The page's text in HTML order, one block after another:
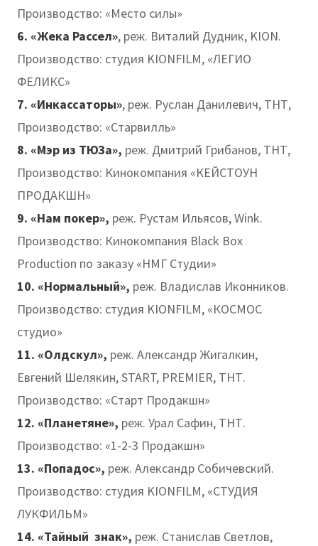
Производство: «Место силы»
6. «Жека Рассел», реж. Виталий Дудник, KION.
Производство: студия KIONFILM, «ЛЕГИО
ФЕЛИКС»
7. «Инкассаторы», реж. Руслан Данилевич, ТНТ,
Производство: «Старвилль»
8. «Мэр из ТЮЗа», реж. Дмитрий Грибанов, ТНТ,
Производство: Кинокомпания «КЕЙСТОУН
ПРОДАКШН»
9. «Нам покер», реж. Рустам Ильясов, Wink.
Производство: Кинокомпания Black Box
Production по заказу «НМГ Студии»
10. «Нормальный», реж. Владислав Иконников.
Производство: студия KIONFILM, «КОСМОС
студио»
11. «Олдскул», реж. Александр Жигалкин,
Евгений Шелякин, START, PREMIER, ТНТ.
Производство: «Старт Продакшн»
12. «Планетяне», реж. Урал Сафин, ТНТ.
Производство: «1-2-3 Продакшн»
13. «Попадос», реж. Александр Собичевский.
Производство: студия KIONFILM, «СТУДИЯ
ЛУКФИЛЬМ»
14. «Тайный знак», реж. Станислав Светлов,